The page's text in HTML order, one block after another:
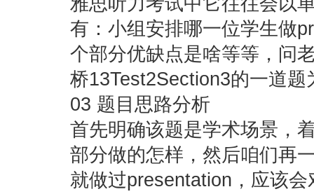
有：小组安排哪一位学生做
个部分优缺点是啥等等，问
桥13Test2Section3的一道
03 题目思路分析
首先明确该题是学术场景，
部分做的怎样，然后咱们再
就做过presentation，应该